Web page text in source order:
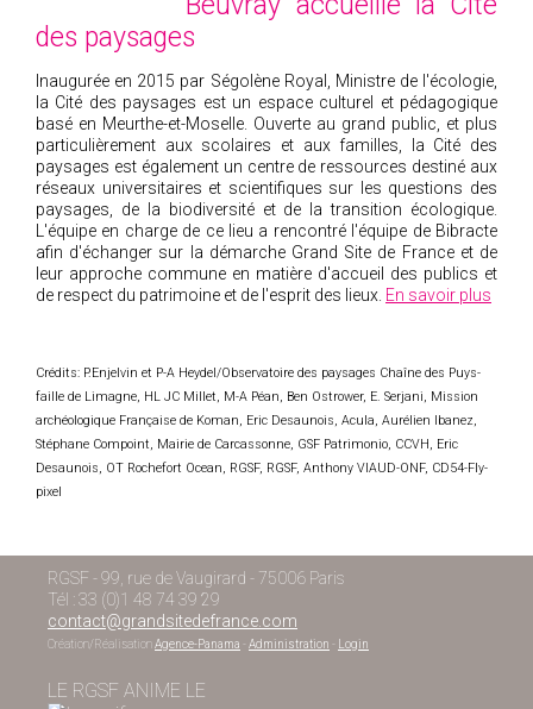
des paysages
Inaugurée en 2015 par Ségolène Royal, Ministre de l'écologie,
la Cité des paysages est un espace culturel et pédagogique
basé en Meurthe-et-Moselle. Ouverte au grand public, et plus
particulièrement aux scolaires et aux familles, la Cité des
paysages est également un centre de ressources destiné aux
réseaux universitaires et scientifiques sur les questions des
paysages, de la biodiversité et de la transition écologique.
L'équipe en charge de ce lieu a rencontré l'équipe de Bibracte
afin d'échanger sur la démarche Grand Site de France et de
leur approche commune en matière d'accueil des publics et
de respect du patrimoine et de l'esprit des lieux. En savoir plus
Crédits: P.Enjelvin et P-A Heydel/Observatoire des paysages Chaîne des Puys-
faille de Limagne, HL JC Millet, M-A Péan, Ben Ostrower, E. Serjani, Mission
archéologique Française de Koman, Eric Desaunois, Acula, Aurélien Ibanez,
Stéphane Compoint, Mairie de Carcassonne, GSF Patrimonio, CCVH, Eric
Desaunois, OT Rochefort Ocean, RGSF, RGSF, Anthony VIAUD-ONF, CD54-Fly-
pixel
RGSF - 99, rue de Vaugirard - 75006 Paris
Tél : 33 (0)1 48 74 39 29
contact@grandsitedefrance.com
Création/RéalisationAgence-Panama - Administration - Login
LE RGSF ANIME LE